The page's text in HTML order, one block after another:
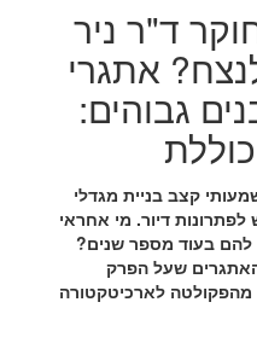
ד"ר ניר
אתגרי
גבוהים:
קצב בניית מגדלי
דיור. מי אחראי
להם בעוד מספר שנים?
האתגרים שעל הפרק
לארכיטקטורה